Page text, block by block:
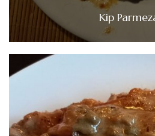
Kip